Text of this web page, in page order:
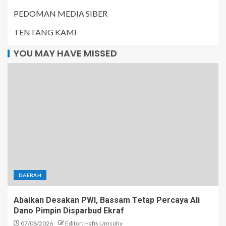
PEDOMAN MEDIA SIBER
TENTANG KAMI
YOU MAY HAVE MISSED
DAERAH
Abaikan Desakan PWI, Bassam Tetap Percaya Ali
Dano Pimpin Disparbud Ekraf
07/08/2026 Editor: Hafik Umsohy